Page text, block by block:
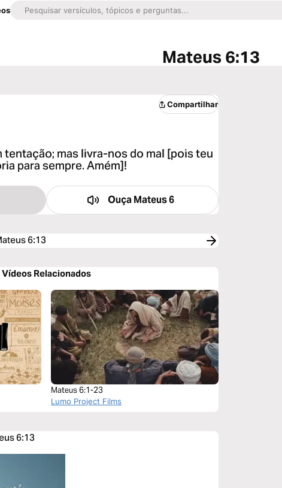
Mateus 6:13
Compartilhar
tentação; mas livra-nos do mal [pois teu
para sempre. Amém]!
Ouça Mateus 6
6:13
Vídeos Relacionados
Mateus 6:1-23
Lumo Project Films
6:13